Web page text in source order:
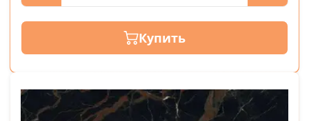
Купить